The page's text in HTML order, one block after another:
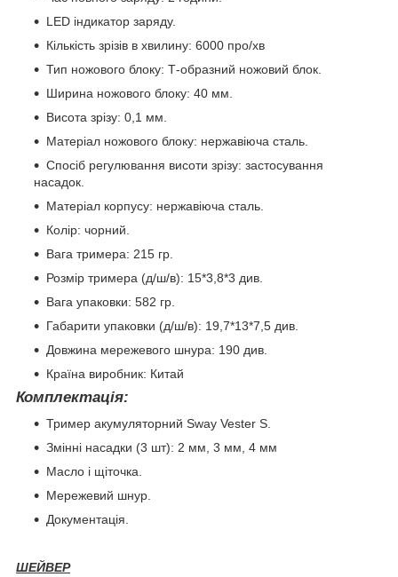
LED індикатор заряду.
Кількість зрізів в хвилину: 6000 про/хв
Тип ножового блоку: Т-образний ножовий блок.
Ширина ножового блоку: 40 мм.
Висота зрізу: 0,1 мм.
Матеріал ножового блоку: нержавіюча сталь.
Спосіб регулювання висоти зрізу: застосування
насадок.
Матеріал корпусу: нержавіюча сталь.
Колір: чорний.
Вага тримера: 215 гр.
Розмір тримера (д/ш/в): 15*3,8*3 див.
Вага упаковки: 582 гр.
Габарити упаковки (д/ш/в): 19,7*13*7,5 див.
Довжина мережевого шнура: 190 див.
Країна виробник: Китай
Комплектація:
Тример акумуляторний Sway Vester S.
Змінні насадки (3 шт): 2 мм, 3 мм, 4 мм
Масло і щіточка.
Мережевий шнур.
Документація.
ШЕЙВЕР